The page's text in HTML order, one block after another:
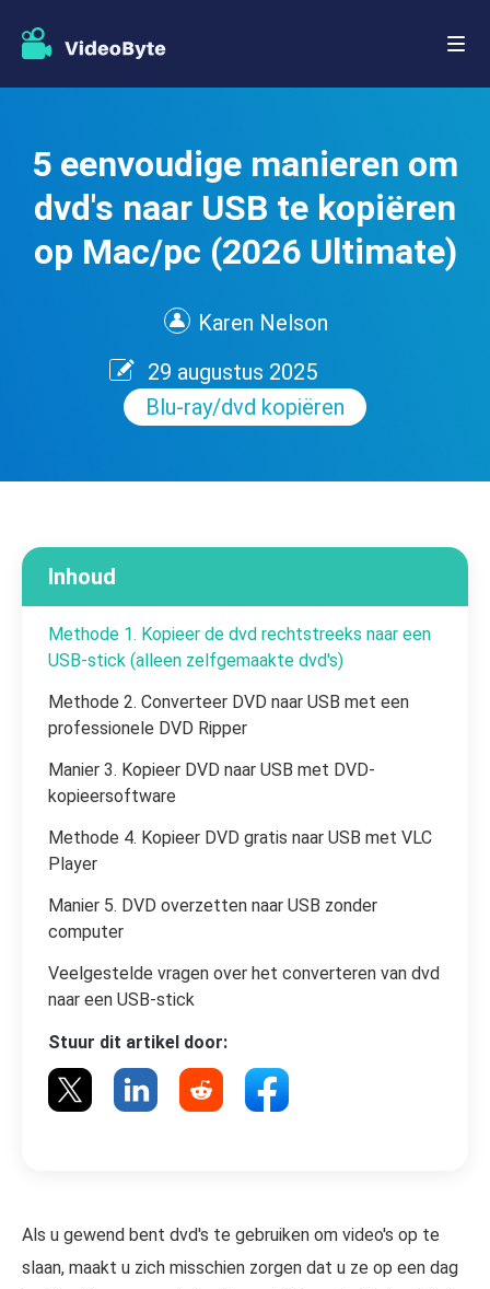
5 eenvoudige manieren om
dvd's naar USB te kopiëren
op Mac/pc (2026 Ultimate)
Karen Nelson
29 augustus 2025
Blu-ray/dvd kopiëren
Inhoud
Methode 1. Kopieer de dvd rechtstreeks naar een
USB-stick (alleen zelfgemaakte dvd's)
Methode 2. Converteer DVD naar USB met een
professionele DVD Ripper
Manier 3. Kopieer DVD naar USB met DVD-
kopieersoftware
Methode 4. Kopieer DVD gratis naar USB met VLC
Player
Manier 5. DVD overzetten naar USB zonder
computer
Veelgestelde vragen over het converteren van dvd
naar een USB-stick
Stuur dit artikel door:
Als u gewend bent dvd's te gebruiken om video's op te
slaan, maakt u zich misschien zorgen dat u ze op een dag